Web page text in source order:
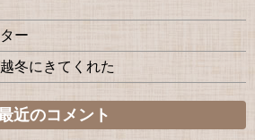
ー
冬にきてくれた
近のコメント